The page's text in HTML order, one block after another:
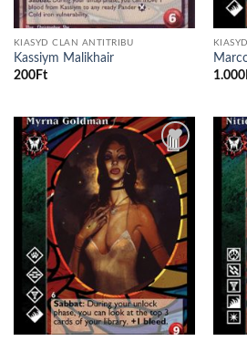
KIASYD CLAN ANTITRIBU
Kassiym Malikhair
200Ft
1.000
Add to
wishlist